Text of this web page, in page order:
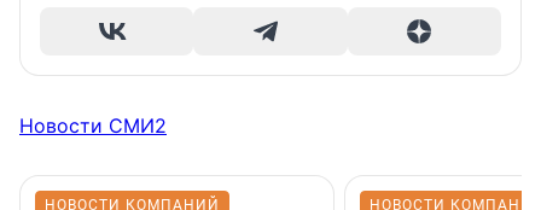
Новости СМИ2
НОВОСТИ КОМПАНИЙ НОВОСТИ